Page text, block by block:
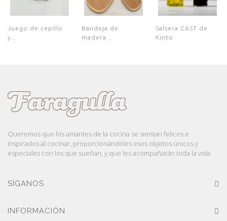
Juego de cepillo
y...
Bandeja de
madera...
Salsera CAST de
Kinto
Queremos que los amantes de la cocina se sientan felices e
inspirados al cocinar, proporcionándoles esos objetos únicos y
especiales con los que sueñan, y que les acompañarán toda la vida.
SÍGANOS
INFORMACIÓN